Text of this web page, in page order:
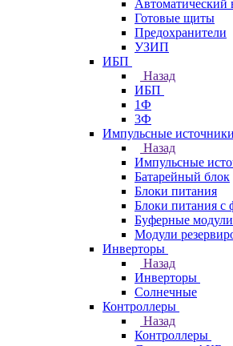
Автоматический
Готовые щиты
Предохранители
УЗИП
ИБП
Назад
ИБП
1Ф
3Ф
Импульсные
Назад
Импульсные
Батарейный блок
Блоки питания
Блоки питания
Буферные модули
Модули
Инверторы
Назад
Инверторы
Солнечные
Контроллеры
Назад
Контроллеры